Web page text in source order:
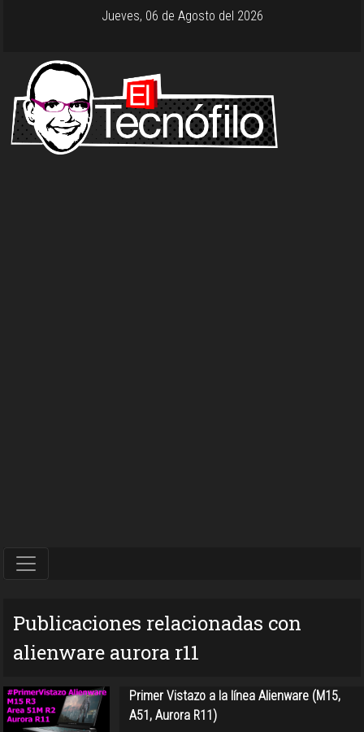
Jueves, 06 de Agosto del 2026
Publicaciones relacionadas con
alienware aurora r11
Primer Vistazo a la línea Alienware (M15,
A51, Aurora R11)